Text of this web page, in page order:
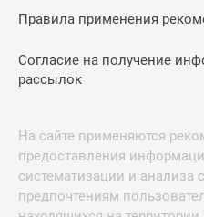
Правила применения
Согласие на получение
рассылок
На сайте применяются
предоставления
систематизации и анализа
предпочтениям